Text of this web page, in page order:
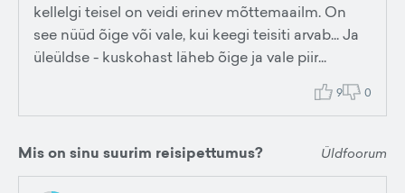
kellelgi teisel on veidi erinev mõttemaailm. On
see nüüd õige või vale, kui keegi teisiti arvab... Ja
üleüldse - kuskohast läheb õige ja vale piir...
9 0
Mis on sinu suurim reisipettumus? Üldfoorum